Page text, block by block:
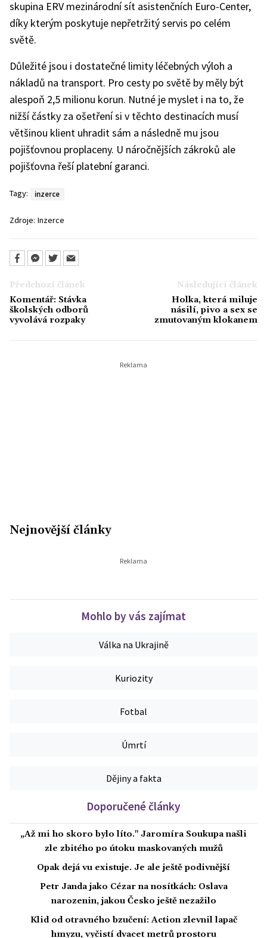
skupina ERV mezinárodní sít asistenčních Euro-Center,
díky kterým poskytuje nepřetržitý servis po celém
světě.
Důležité jsou i dostatečné limity léčebných výloh a
nákladů na transport. Pro cesty po světě by měly být
alespoň 2,5 milionu korun. Nutné je myslet i na to, že
nižší částky za ošetření si v těchto destinacích musí
většinou klient uhradit sám a následně mu jsou
pojišťovnou proplaceny. U náročnějších zákroků ale
pojišťovna řeší platební garanci.
Tagy: inzerce
Zdroje: Inzerce
Předchozí článek
Komentář: Stávka
školských odborů
vyvolává rozpaky
Následující článek
Holka, která miluje
násilí, pivo a sex se
zmutovaným klokanem
Nejnovější články
Mohlo by vás zajímat
Válka na Ukrajině
Kuriozity
Fotbal
Úmrtí
Dějiny a fakta
Doporučené články
„Až mi ho skoro bylo líto." Jaromíra Soukupa našli
zle zbitého po útoku maskovaných mužů
Opak dejá vu existuje. Je ale ještě podivnější
Petr Janda jako Cézar na nosítkách: Oslava
narozenin, jakou Česko ještě nezažilo
Klid od otravného bzučení: Action zlevnil lapač
hmyzu, vyčistí dvacet metrů prostoru